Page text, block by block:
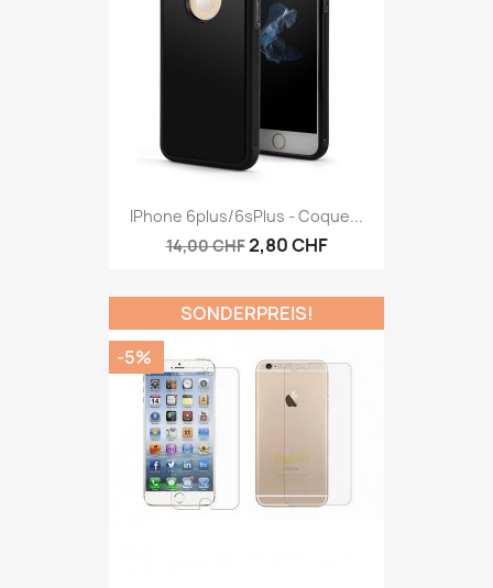
IPhone 6plus/6sPlus - Coque...
14,00 CHF2,80 CHF
SONDERPREIS!
-5%